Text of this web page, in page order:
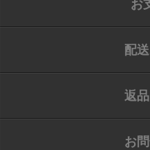
お
配
返
お